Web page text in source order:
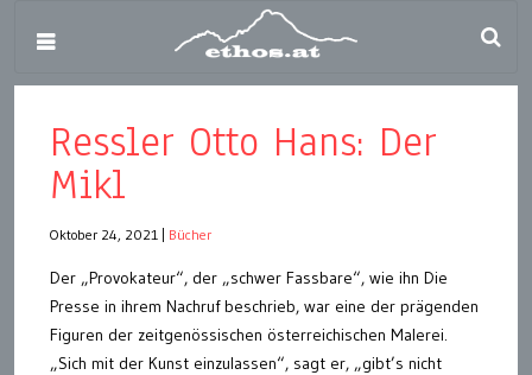
Ressler Otto Hans: Der
Mikl
Oktober 24, 2021 Bücher
Der „Provokateur“, der „schwer Fassbare“, wie ihn Die
Presse in ihrem Nachruf beschrieb, war eine der prägenden
Figuren der zeitgenössischen österreichischen Malerei.
„Sich mit der Kunst einzulassen“, sagt er, „gibt’s nicht